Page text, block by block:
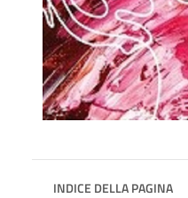
INDICE DELLA PAGINA